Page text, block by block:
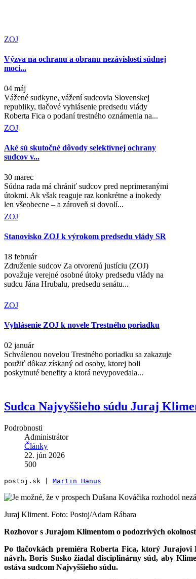
ZOJ
Výzva na ochranu a obranu nezávislosti súdnej
moci...
04 máj
Vážené sudkyne, vážení sudcovia Slovenskej
republiky, tlačové vyhlásenie predsedu vlády
Roberta Fica o podaní trestného oznámenia na...
ZOJ
Aké sú skutočné dôvody selektívnej ochrany
sudcov v...
30 marec
Súdna rada má chrániť sudcov pred neprimeranými
útokmi. Ak však reaguje raz konkrétne a inokedy
len všeobecne – a zároveň si dovolí...
ZOJ
Stanovisko ZOJ k výrokom predsedu vlády SR
18 február
Združenie sudcov Za otvorenú justíciu (ZOJ)
považuje verejné osobné útoky predsedu vlády na
sudcu Jána Hrubalu, predsedu senátu...
ZOJ
Vyhlásenie ZOJ k novele Trestného poriadku
02 január
Schválenou novelou Trestného poriadku sa zakazuje
použiť dôkaz získaný od osoby, ktorej boli
poskytnuté benefity a ktorá nevypovedala...
Sudca Najvyššieho súdu Juraj
Podrobnosti
Administrátor
Články
22. jún 2026
500
postoj.sk | Martin Hanus
Juraj Kliment. Foto: Postoj/Adam Rábara
Rozhovor s Jurajom Klimentom o podozrivých
Po tlačovkách premiéra Roberta Fica, ktorý Jurajovi
návrh. Boris Susko žiadal disciplinárny súd, aby
ostáva sudcom Najvyššieho súdu.